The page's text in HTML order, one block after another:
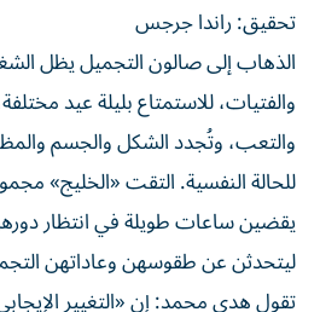
تحقيق: راندا جرجس
الذهاب إلى صالون التجميل يظل
والفتيات، للاستمتاع بليلة عيد
والتعب، وتُجدد الشكل والجسم
للحالة النفسية. التقت «الخليج»
يقضين ساعات طويلة في انتظار
ليتحدثن عن طقوسهن وعاداتهن
تقول هدى محمد: إن «التغيير